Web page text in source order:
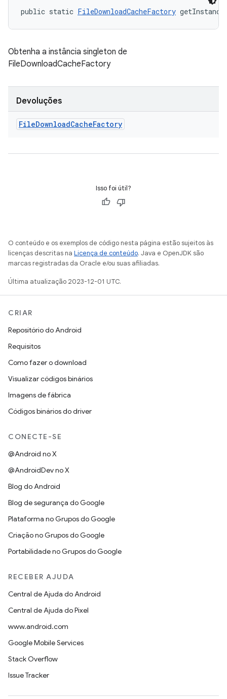
public static FileDownloadCacheFactory
Obtenha a instância singleton de
FileDownloadCacheFactory
Devoluções
FileDownloadCacheFactory
Isso foi útil?
O conteúdo e os exemplos de código nesta página estão sujeitos às
licenças descritas na Licença de conteúdo. Java e OpenJDK são
marcas registradas da Oracle e/ou suas afiliadas.
Última atualização 2023-12-01 UTC.
CRIAR
Repositório do Android
Requisitos
Como fazer o download
Visualizar códigos binários
Imagens de fábrica
Códigos binários do driver
CONECTE-SE
@Android no X
@AndroidDev no X
Blog do Android
Blog de segurança do Google
Plataforma no Grupos do Google
Criação no Grupos do Google
Portabilidade no Grupos do Google
RECEBER AJUDA
Central de Ajuda do Android
Central de Ajuda do Pixel
www.android.com
Google Mobile Services
Stack Overflow
Issue Tracker